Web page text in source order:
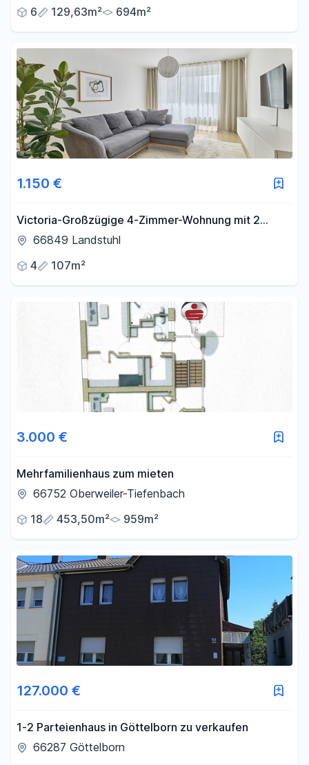
6
129,63m² 694m²
1.150 €
Victoria-Großzügige 4-Zimmer-Wohnung mit 2
Balkonen in Landstuhl
66849 Landstuhl
4
107m²
3.000 €
Mehrfamilienhaus zum mieten
66752 Oberweiler-Tiefenbach
18
453,50m² 959m²
127.000 €
1-2 Parteienhaus in Göttelborn zu verkaufen
66287 Göttelborn